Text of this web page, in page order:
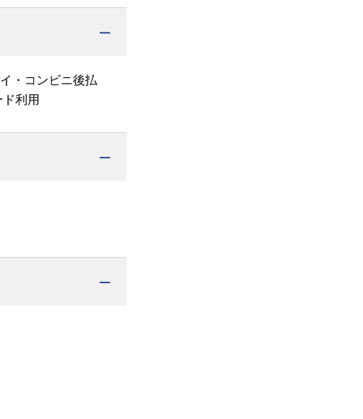
・コンビニ後払
利用